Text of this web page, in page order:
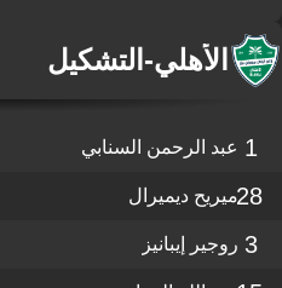
الأهلي- التشكيل
1 عبد الرحمن السنابي
28ميريح ديميرال
3 روجير إيبانيز